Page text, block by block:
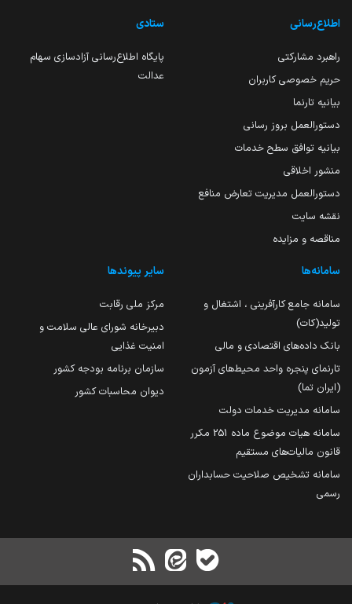
اطلاع‌رسانی
راهبرد مشارکتی
حریم خصوصی کاربران
بیانیه تارنما
دستورالعمل بروز رسانی
بیانیه توافق سطح خدمات
منشور اخلاقی
دستورالعمل مدیریت تعارض منافع
نقشه سایت
مناقصه و مزایده
ستادی
پایگاه اطلاع‌رسانی آزادسازی سهام
عدالت
سامانه‌ها
سامانه جامع کارآفرینی ، اشتغال و
تولید(کات)
بانک داده‌های اقتصادی و مالی
تارنمای پنجره واحد محیط‌های آزمون
(ایران تما)
سامانه مدیریت خدمات دولت
سامانه هیات موضوع ماده 251 مکرر
قانون مالیات‌های مستقیم
سامانه تشخیص صلاحیت حسابداران
رسمی
سایر پیوندها
مرکز ملی رقابت
دبیرخانه شورای عالی سلامت و
امنیت غذایی
سازمان برنامه بودجه کشور
دیوان محاسبات کشور